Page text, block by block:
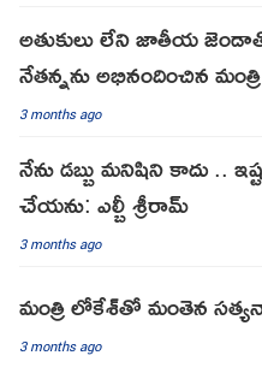
అతుకులు లేని జాతీయ
నేతన్నను అభినందించిన
3 months ago
నేను డబ్బు మనిషిని కాదు ..
చేయను: ఎల్బీ శ్రీరామ్
3 months ago
మంత్రి లోకేశ్‌తో మంతెన
3 months ago